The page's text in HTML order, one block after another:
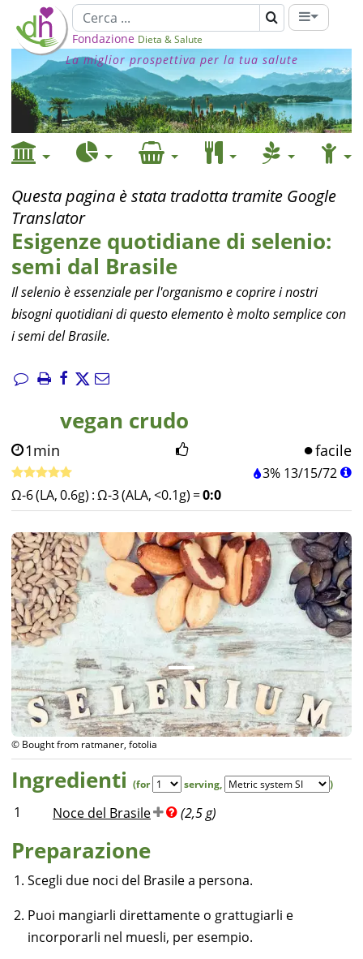
Fondazione Dieta & Salute
La miglior prospettiva per la tua salute
Questa pagina è stata tradotta tramite Google
Translator
Esigenze quotidiane di selenio:
semi dal Brasile
Il selenio è essenziale per l'organismo e coprire i nostri
bisogni quotidiani di questo elemento è molto semplice con
i semi del Brasile.
vegan crudo
1min facile
3% 13/15/72
Ω-6 (LA, 0.6g) :Ω-3 (ALA, <0.1g) =0:0
© Bought from ratmaner, fotolia
Ingredienti (for serving, )
1 Noce del Brasile (2,5 g)
Preparazione
Scegli due noci del Brasile a persona.
Puoi mangiarli direttamente o grattugiarli e
incorporarli nel muesli, per esempio.